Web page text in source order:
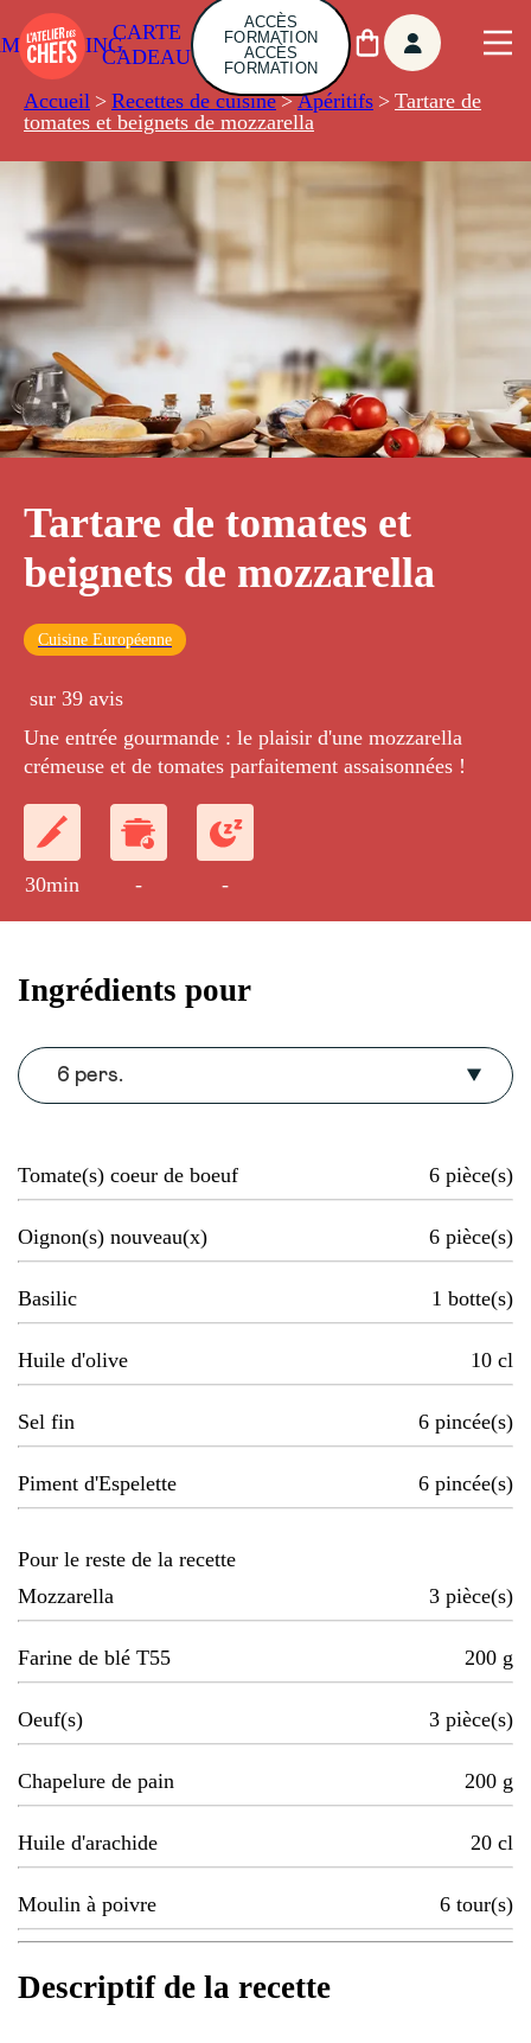
CARTE
CADEAU
ACCÈS
FORMATION
ACCÈS
FORMATION
Accueil > Recettes de cuisine > Apéritifs > Tartare de
tomates et beignets de mozzarella
Tartare de tomates et
beignets de mozzarella
Cuisine Européenne
sur 39 avis
Une entrée gourmande : le plaisir d'une mozzarella
crémeuse et de tomates parfaitement assaisonnées !
30min - -
Ingrédients pour
6 pers.
Tomate(s) coeur de boeuf 6 pièce(s)
Oignon(s) nouveau(x) 6 pièce(s)
Basilic 1 botte(s)
Huile d'olive 10 cl
Sel fin 6 pincée(s)
Piment d'Espelette 6 pincée(s)
Pour le reste de la recette
Mozzarella
3 pièce(s)
Farine de blé T55 200 g
Oeuf(s) 3 pièce(s)
Chapelure de pain 200 g
Huile d'arachide 20 cl
Moulin à poivre 6 tour(s)
Descriptif de la recette